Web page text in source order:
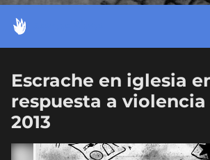
Escrache en iglesia
respuesta a violencia
2013